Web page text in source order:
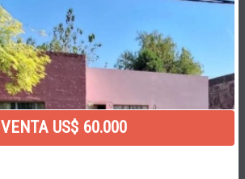
VENTA US$ 60.000